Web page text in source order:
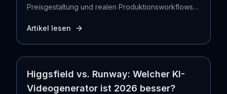
Preisgestaltung und realen Produktionsworkflows
Artikel lesen
Higgsfield vs. Runway: Welcher KI-
Videogenerator ist 2026 besser?